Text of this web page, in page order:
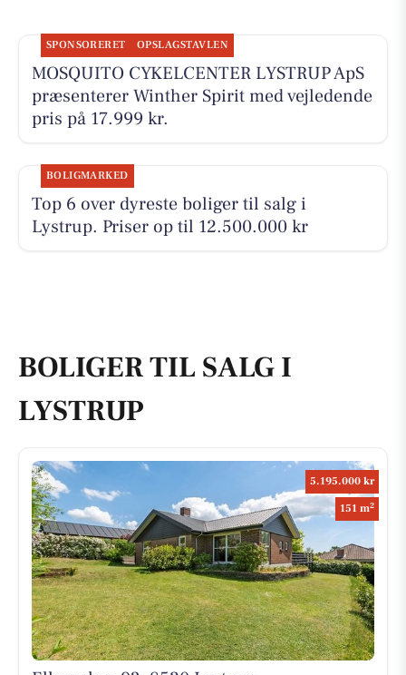
SPONSORERET OPSLAGSTAVLEN
MOSQUITO CYKELCENTER LYSTRUP ApS
præsenterer Winther Spirit med vejledende
pris på 17.999 kr.
BOLIGMARKED
Top 6 over dyreste boliger til salg i
Lystrup. Priser op til 12.500.000 kr
BOLIGER TIL SALG I
LYSTRUP
5.195.000 kr
151 m2